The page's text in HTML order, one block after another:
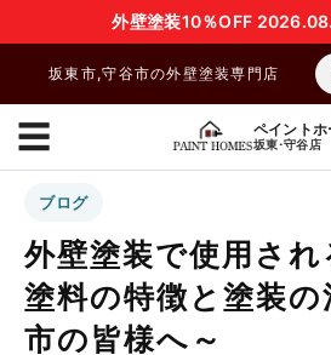
外壁塗装10％OFF
坂東市,守谷市の外壁塗装専門店
ペイント
坂東･守谷店
☰
ブログ
外壁塗装で使用さ
塗料の特徴と塗装の
市の皆様へ～